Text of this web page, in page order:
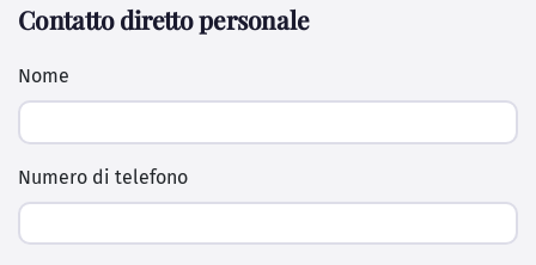
Contatto diretto personale
Nome
Numero di telefono